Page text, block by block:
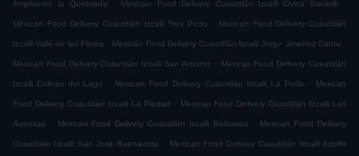
Ampliacion la Quebrada Mexican Food Delivery Cuautitlán Izcalli Civica Bacardi
Mexican Food Delivery Cuautitlán Izcalli Tres Picos . Mexican Food Delivery Cuautitlán
Izcalli Valle de las Flores . Mexican Food Delivery Cuautitlán Izcalli Jorge Jimenez Cantu .
Mexican Food Delivery Cuautitlán Izcalli San Antonio . Mexican Food Delivery Cuautitlán
Izcalli Colinas del Lago . Mexican Food Delivery Cuautitlán Izcalli La Perla . Mexican
Food Delivery Cuautitlán Izcalli La Piedad . Mexican Food Delivery Cuautitlán Izcalli Las
Auroritas . Mexican Food Delivery Cuautitlán Izcalli Bellavista . Mexican Food Delivery
Cuautitlán Izcalli San Jose Buenavista . Mexican Food Delivery Cuautitlán Izcalli Adolfo